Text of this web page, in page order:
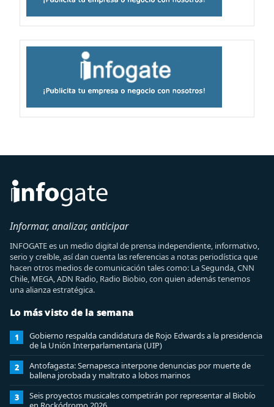
Informar, analizar, anticipar
INFOGATE es un medio digital de prensa independiente, informativo,
serio y creíble, así dan cuenta las referencias a notas periodística que
hacen otros medios de comunicación tales como: La Segunda, CNN
Chile, MEGA, ADN Radio, Radio Biobio, con quien además tenemos
una alianza estratégica.
Lo más visto de la semana
1
Gobierno respalda candidatura de Rojo Edwards a la presidencia
de la Unión Interparlamentaria (UIP)
2
Antofagasta: Sernapesca interpone denuncias por muerte de
ballena jorobada y maltrato a lobos marinos
3
Seis proyectos musicales competirán por representar al Biobío